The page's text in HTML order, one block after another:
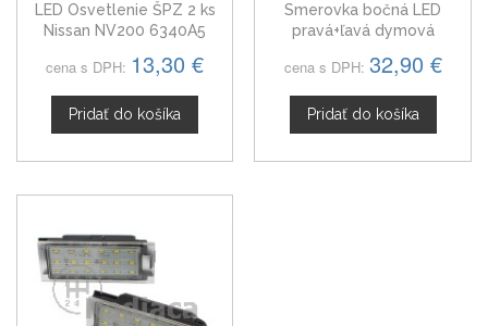
LED Osvetlenie ŠPZ 2 ks
Nissan NV200 6340A5
cena s DPH: 13,30 €
Pridať do košíka
Smerovka bočná LED
pravá+ľavá dymová
od 2010
cena s DPH: 32,90 €
Pridať do košíka